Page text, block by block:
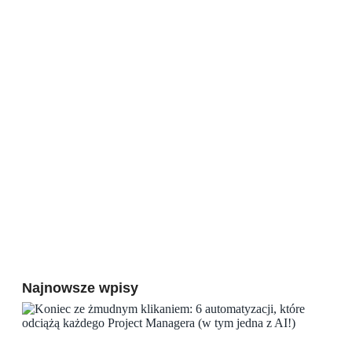
Najnowsze wpisy